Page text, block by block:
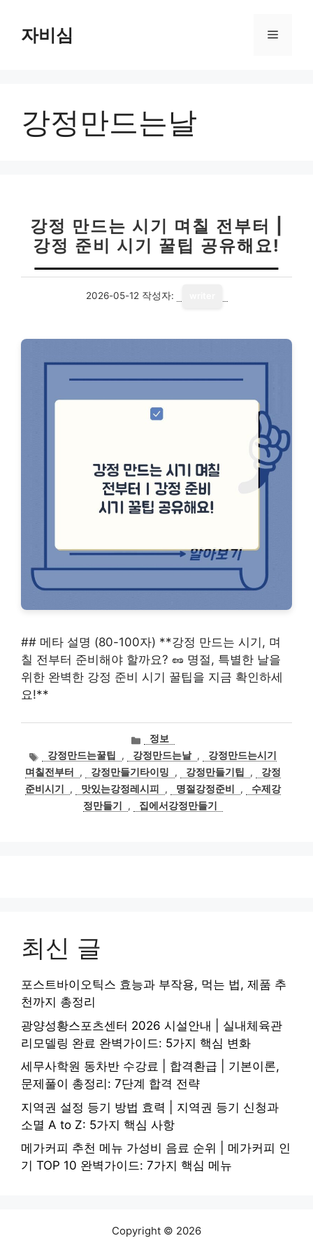
자비심 메
강정만드는날
강정 만드는 시기 며칠 전부터 |
강정 준비 시기 꿀팁 공유해요!
2026-05-12 작성자:
## 메타 설명 (80-100자) **강정 만드는 시기, 며
칠 전부터 준비해야 할까요? 🥜 명절, 특별한 날을
위한 완벽한 강정 준비 시기 꿀팁을 지금 확인하세
요!**
카
테
고
리
정보
태
그
강정만드는꿀팁 , 강정만드는날 ,
강정만드는시기
며칠전부터
, 강정만들기타이밍 , 강정만들기팁 ,
강정
준비시기
, 맛있는강정레시피 , 명절강정준비 ,
수제강
정만들기
, 집에서강정만들기
최신 글
포스트바이오틱스 효능과 부작용, 먹는 법, 제품 추
천까지 총정리
광양성황스포츠센터 2026 시설안내 | 실내체육관
리모델링 완료 완벽가이드: 5가지 핵심 변화
세무사학원 동차반 수강료 | 합격환급 | 기본이론,
문제풀이 총정리: 7단계 합격 전략
지역권 설정 등기 방법 효력 | 지역권 등기 신청과
소멸 A to Z: 5가지 핵심 사항
메가커피 추천 메뉴 가성비 음료 순위 | 메가커피 인
기 TOP 10 완벽가이드: 7가지 핵심 메뉴
Copyright © 2026